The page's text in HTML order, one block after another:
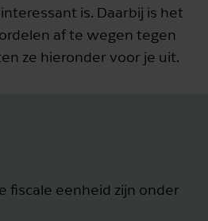
is. Daarbij is het
af te wegen tegen
ze hieronder voor je uit.
fiscale eenheid zijn onder